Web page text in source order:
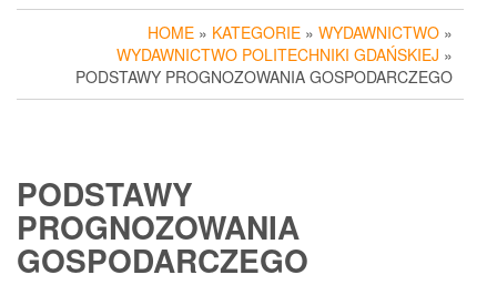
HOME » KATEGORIE » WYDAWNICTWO »
WYDAWNICTWO POLITECHNIKI GDAŃSKIEJ »
PODSTAWY PROGNOZOWANIA GOSPODARCZEGO
PODSTAWY
PROGNOZOWANIA
GOSPODARCZEGO